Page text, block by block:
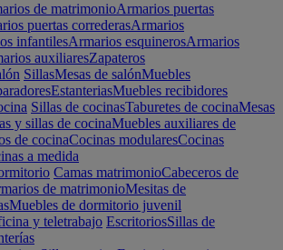
de matrimonioArmarios puertas
puertas correderasArmarios
infantilesArmarios esquinerosArmarios
auxiliaresZapateros
SillasMesas de salónMuebles
EstanteriasMuebles recibidores
Sillas de cocinasTaburetes de cocinaMesas
y sillas de cocinaMuebles auxiliares de
de cocinaCocinas modularesCocinas
a medida
Camas matrimonioCabeceros de
de matrimonioMesitas de
Muebles de dormitorio juvenil
y teletrabajo EscritoriosSillas de